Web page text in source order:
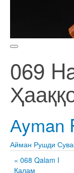
069
Аyman
Айман Рушди
« 068 Qalam I
Қалам